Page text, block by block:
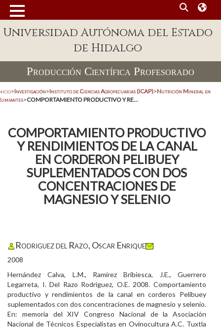
Universidad Autónoma del Estado
de Hidalgo
Producción Científica Profesorado
>Investigación>Instituto de Ciencias Agropecuarias (ICAP)>Nutrición Mineral en
>COMPORTAMIENTO PRODUCTIVO Y RE...
COMPORTAMIENTO PRODUCTIVO
Y RENDIMIENTOS DE LA CANAL
EN CORDERON PELIBUEY
SUPLEMENTADOS CON DOS
CONCENTRACIONES DE
MAGNESIO Y SELENIO
Rodriguez del Razo, Oscar Enrique
2008
Hernández Calva, L.M., Ramírez Bribiesca, J.E., Guerrero
Legarreta, I. Del Razo Rodríguez, O.E. 2008. Comportamiento
productivo y rendimientos de la canal en corderos Pelibuey
suplementados con dos concentraciones de magnesio y selenio.
En: memoria del XIV Congreso Nacional de la Asociación
Nacional de Técnicos Especialistas en Ovinocultura A.C. Tuxtla